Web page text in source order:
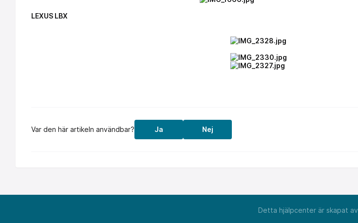
LEXUS LBX
Var den här artikeln användbar? Ja Nej
Detta hjälpcenter är skapat av